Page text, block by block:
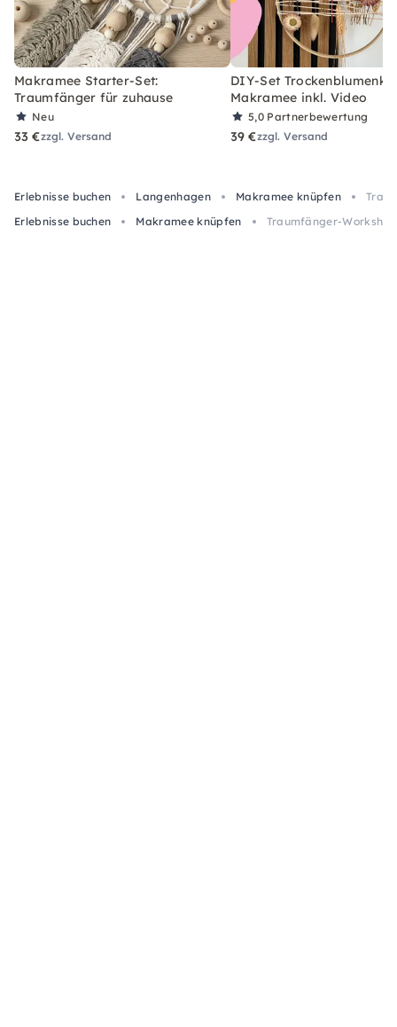
Makramee Starter-Set:
Traumfänger für zuhause
Neu
33 €zzgl. Versand
DIY-Set
Makramee inkl. Video
5,0 Partnerbewertung
39 €zzgl. Versand
Erlebnisse buchen Langenhagen Makramee knüpfen
Erlebnisse buchen
Makramee knüpfen Traumfänger-